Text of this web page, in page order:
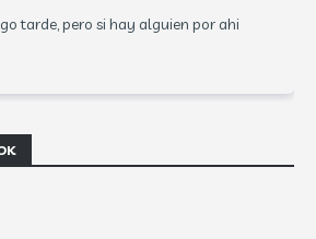
tarde, pero si hay alguien por ahi